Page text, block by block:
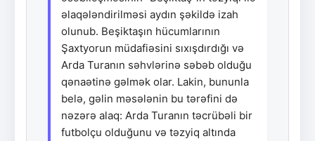
əlaqələndirilməsi aydın şəkildə izah
olunub. Beşiktaşın hücumlarının
Şaxtyorun müdafiəsini sıxışdırdığı və
Arda Turanın səhvlərinə səbəb olduğu
qənaətinə gəlmək olar. Lakin, bununla
belə, gəlin məsələnin bu tərəfini də
nəzərə alaq: Arda Turanın təcrübəli bir
futbolçu olduğunu və təzyiq altında